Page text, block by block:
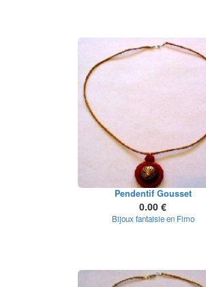
Pendentif Gousset
0.00 €
Bijoux fantaisie en Fimo